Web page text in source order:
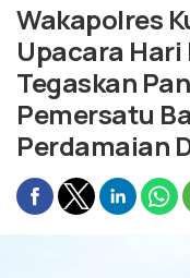
Wakapolres
Upacara Hari
Tegaskan
Pemersatu
Perdamaian